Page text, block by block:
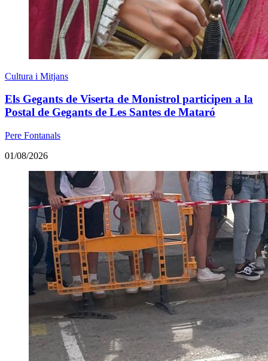
Cultura i Mitjans
Els Gegants de Viserta de Monistrol participen a la
Postal de Gegants de Les Santes de Mataró
Pere Fontanals
01/08/2026